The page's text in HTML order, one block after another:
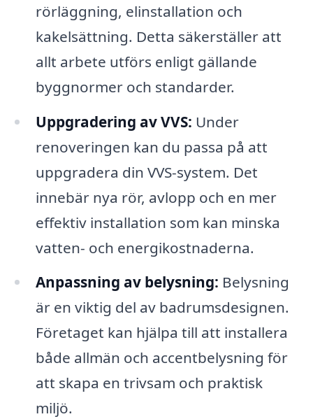
rörläggning, elinstallation och
kakelsättning. Detta säkerställer att
allt arbete utförs enligt gällande
byggnormer och standarder.
Uppgradering av VVS: Under
renoveringen kan du passa på att
uppgradera din VVS-system. Det
innebär nya rör, avlopp och en mer
effektiv installation som kan minska
vatten- och energikostnaderna.
Anpassning av belysning: Belysning
är en viktig del av badrumsdesignen.
Företaget kan hjälpa till att installera
både allmän och accentbelysning för
att skapa en trivsam och praktisk
miljö.